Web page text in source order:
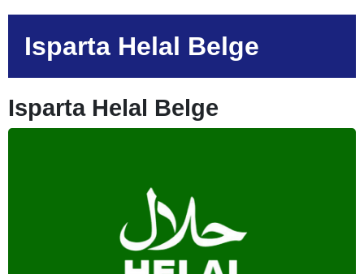
Isparta Helal Belge
Isparta Helal Belge